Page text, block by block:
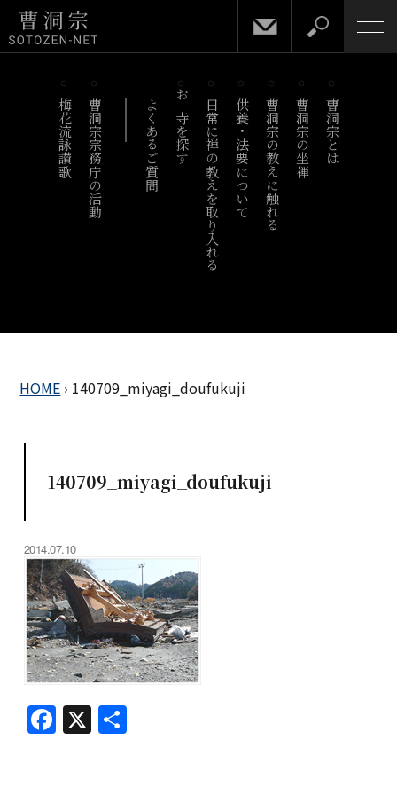
梅花流詠讃歌 曹洞宗宗務庁の活動 よくあるご質問 お寺を探す 日常に禅の教えを取り入れる供養・法要について曹洞宗の教えに触れる 曹洞宗の坐禅 曹洞宗とは
HOME › 140709_miyagi_doufukuji
140709_miyagi_doufukuji
2014.07.10
F
a
X 共